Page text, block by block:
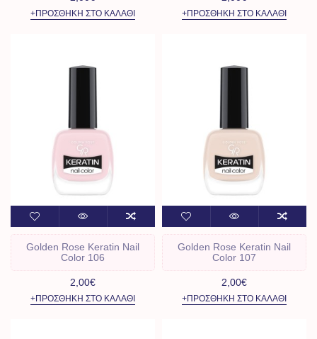
+ΠΡΟΣΘΉΚΗ ΣΤΟ ΚΑΛΆΘΙ +ΠΡΟΣΘΉΚΗ ΣΤΟ ΚΑΛΆΘΙ
Golden Rose Keratin Nail
Color 106
2,00€
+ΠΡΟΣΘΉΚΗ ΣΤΟ ΚΑΛΆΘΙ
Golden Rose Keratin Nail
Color 107
2,00€
+ΠΡΟΣΘΉΚΗ ΣΤΟ ΚΑΛΆΘΙ